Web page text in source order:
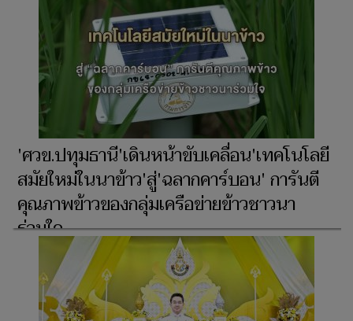
'ศวข.ปทุมธานี'เดินหน้าขับเคลื่อน'เทคโนโลยี
สมัยใหม่ในนาข้าว'สู่'ฉลากคาร์บอน' การันตี
คุณภาพข้าวของกลุ่มเครือข่ายข้าวชาวนา
ร่วมใจ